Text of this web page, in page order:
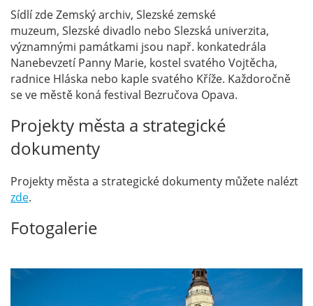
Sídlí zde Zemský archiv, Slezské zemské
muzeum, Slezské divadlo nebo Slezská univerzita,
významnými památkami jsou např. konkatedrála
Nanebevzetí Panny Marie, kostel svatého Vojtěcha,
radnice Hláska nebo kaple svatého Kříže. Každoročně
se ve městě koná festival Bezručova Opava.
Projekty města a strategické
dokumenty
Projekty města a strategické dokumenty můžete nalézt
zde.
Fotogalerie